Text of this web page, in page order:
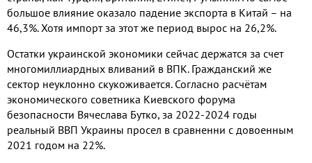
большое влияние оказало падение экспорта в Китай – на
46,3%. Хотя импорт за этот же период вырос на 26,2%.
Остатки украинской экономики сейчас держатся за счет
многомиллиардных вливаний в ВПК. Гражданский же
сектор неуклонно скукоживается. Согласно расчётам
экономического советника Киевского форума
безопасности Вячеслава Бутко, за 2022-2024 годы
реальный ВВП Украины просел в сравненни с довоенным
2021 годом на 22%.